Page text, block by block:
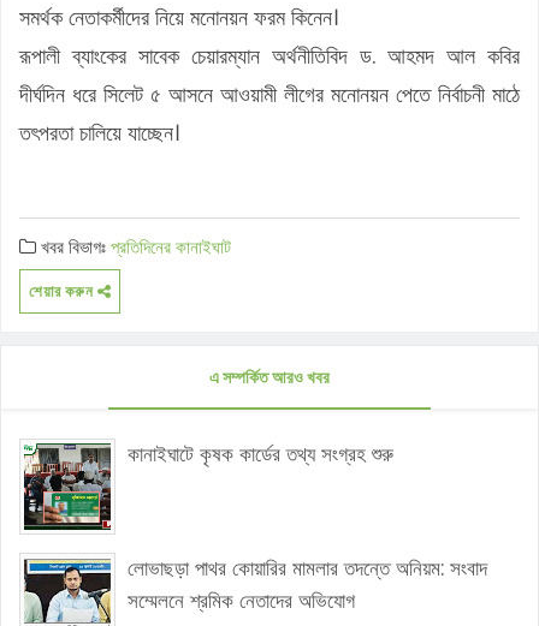
সমর্থক নেতাকর্মীদের নিয়ে মনোনয়ন ফরম কিনেন।
রূপালী ব্যাংকের সাবেক চেয়ারম্যান অর্থনীতিবিদ ড. আহমদ আল কবির
দীর্ঘদিন ধরে সিলেট ৫ আসনে আওয়ামী লীগের মনোনয়ন পেতে নির্বাচনী মাঠে
তৎপরতা চালিয়ে যাচ্ছেন।
খবর বিভাগঃপ্রতিদিনের কানাইঘাট
শেয়ার করুন
এ সম্পর্কিত আরও খবর
কানাইঘাটে কৃষক কার্ডের তথ্য সংগ্রহ শুরু
লোভাছড়া পাথর কোয়ারির মামলার তদন্তে অনিয়ম: সংবাদ
সম্মেলনে শ্রমিক নেতাদের অভিযোগ